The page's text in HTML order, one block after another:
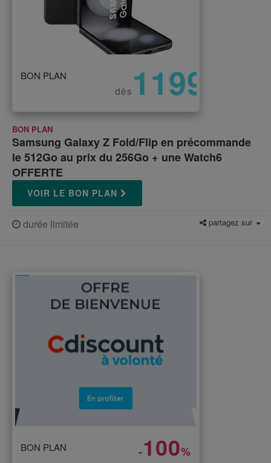
BON PLAN
dès 1199
BON PLAN
Samsung Galaxy Z Fold/Flip en précommande
le 512Go au prix du 256Go + une Watch6
OFFERTE
VOIR LE BON PLAN
durée limitée partagez sur
BON PLAN -100%